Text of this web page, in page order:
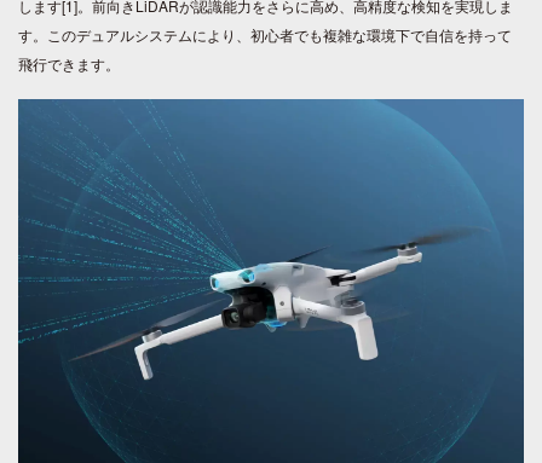
します[1]。前向きLiDARが認識能力をさらに高め、高精度な検知を実現しま
す。このデュアルシステムにより、初心者でも複雑な環境下で自信を持って
飛行できます。